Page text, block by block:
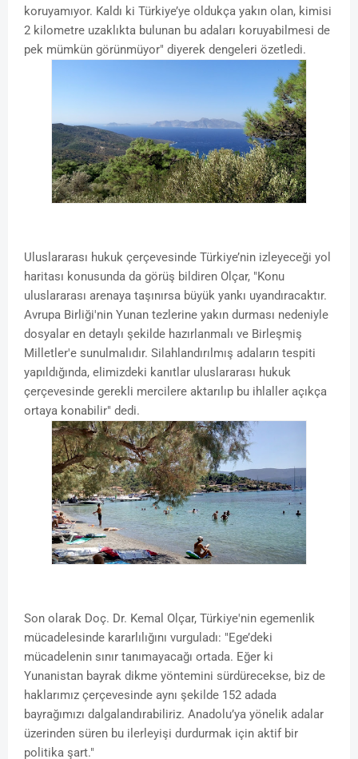
koruyamıyor. Kaldı ki Türkiye’ye oldukça yakın olan, kimisi
2 kilometre uzaklıkta bulunan bu adaları koruyabilmesi de
pek mümkün görünmüyor" diyerek dengeleri özetledi.
Uluslararası hukuk çerçevesinde Türkiye’nin izleyeceği yol
haritası konusunda da görüş bildiren Olçar, "Konu
uluslararası arenaya taşınırsa büyük yankı uyandıracaktır.
Avrupa Birliği'nin Yunan tezlerine yakın durması nedeniyle
dosyalar en detaylı şekilde hazırlanmalı ve Birleşmiş
Milletler'e sunulmalıdır. Silahlandırılmış adaların tespiti
yapıldığında, elimizdeki kanıtlar uluslararası hukuk
çerçevesinde gerekli mercilere aktarılıp bu ihlaller açıkça
ortaya konabilir" dedi.
Son olarak Doç. Dr. Kemal Olçar, Türkiye'nin egemenlik
mücadelesinde kararlılığını vurguladı: "Ege’deki
mücadelenin sınır tanımayacağı ortada. Eğer ki
Yunanistan bayrak dikme yöntemini sürdürecekse, biz de
haklarımız çerçevesinde aynı şekilde 152 adada
bayrağımızı dalgalandırabiliriz. Anadolu’ya yönelik adalar
üzerinden süren bu ilerleyişi durdurmak için aktif bir
politika şart."